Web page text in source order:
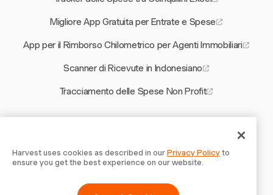
Migliore App Gratuita per Entrate e Spese
App per il Rimborso Chilometrico per Agenti Immobiliari
Scanner di Ricevute in Indonesiano
Tracciamento delle Spese Non Profit
Calcolatore da Stipendio a Tariffa Oraria in Germania
Harvest uses cookies as described in ourPrivacy Policyto
ensure you get the best experience on our website.